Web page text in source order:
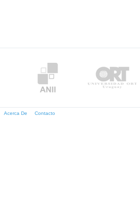
Acerca De Contacto